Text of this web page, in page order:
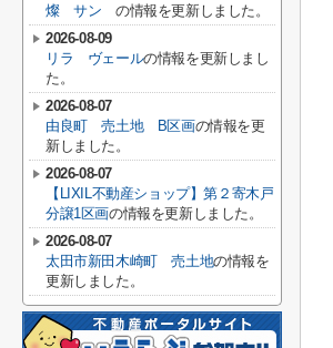
燦 サンの情報を更新しました。
2026-08-09
リラ ヴェールの情報を更新しまし
た。
2026-08-07
由良町 売土地 B区画の情報を更
新しました。
2026-08-07
【LIXIL不動産ショップ】第２寄木戸
分譲1区画の情報を更新しました。
2026-08-07
太田市新田木崎町 売土地の情報を
更新しました。